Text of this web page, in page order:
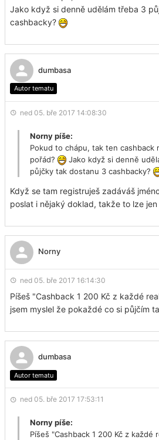
Jako když si denně udělám třeba 3
cashbacky?
dumbasa
Autor tematu
ned 05. bře 2017 14:08:30
Norny píše:
Pokud to chápu, tak ten cashback
pořád?
Jako když si denně
půjčky tak dostanu 3 cashbacky?
Když se tam registruješ zadáváš
poslat i nějaký doklad, takže to lze jen
Norny
ned 05. bře 2017 16:14:30
Píšeš "Cashback 1 200 Kč z každé
jsem myslel že pokaždé co si půjčím
dumbasa
Autor tematu
ned 05. bře 2017 17:53:11
Norny píše:
Píšeš "Cashback 1 200 Kč z každé